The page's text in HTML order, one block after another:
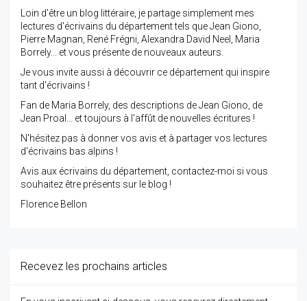
Loin d'être un blog littéraire, je partage simplement mes
lectures d'écrivains du département tels que Jean Giono,
Pierre Magnan, René Frégni, Alexandra David Neel, Maria
Borrely... et vous présente de nouveaux auteurs.
Je vous invite aussi à découvrir ce département qui inspire
tant d'écrivains !
Fan de Maria Borrely, des descriptions de Jean Giono, de
Jean Proal... et toujours à l'affût de nouvelles écritures !
N'hésitez pas à donner vos avis et à partager vos lectures
d'écrivains bas alpins !
Avis aux écrivains du département, contactez-moi si vous
souhaitez être présents sur le blog !
Florence Bellon
Recevez les prochains articles